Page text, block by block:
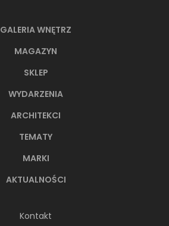
GALERIA WNĘTRZ
MAGAZYN
SKLEP
WYDARZENIA
ARCHITEKCI
TEMATY
MARKI
AKTUALNOŚCI
Kontakt